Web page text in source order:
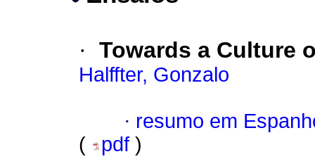
· Towards a Culture
Halffter, Gonzalo
· resumo em
(
pdf )